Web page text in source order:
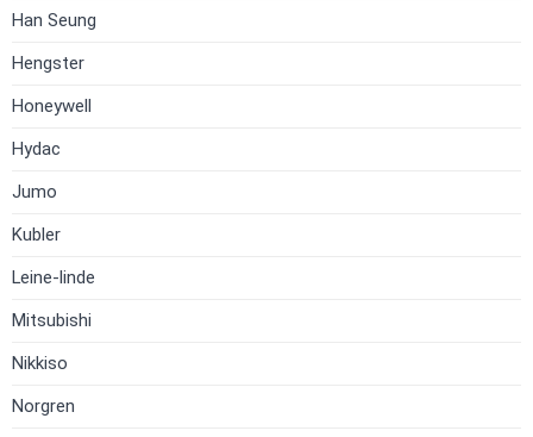
Han Seung
Hengster
Honeywell
Hydac
Jumo
Kubler
Leine-linde
Mitsubishi
Nikkiso
Norgren